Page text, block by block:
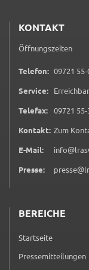
KONTAKT
Öffnungszeiten
Telefon: 09721 55-
Service:
Telefax: 09721 55-
Kontakt: Zum
E-Mail:
Presse:
BEREICHE
Startseite
Pressemitteilungen
Zweck:
Youtube
Google
Name:
consent-
Anbieter:
Name: